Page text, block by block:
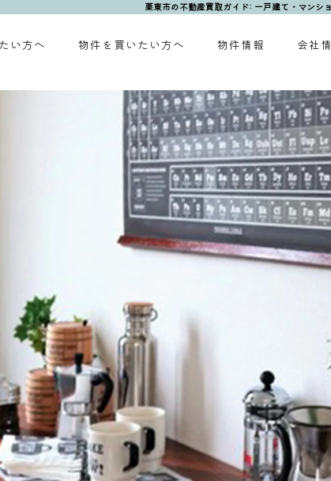
栗東市の不動産買取ガイド: 一戸建て・マンシ
い方へ 物件を買いたい方へ 物件情報 会社